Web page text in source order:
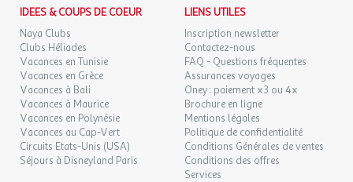
Coin cuisine : réfrigérateur/ congélateur, plaque de
cuisson, micro-onde, cafetière
Terrasse avec salon de jardin
Animaux Admis : tarif et règlement sur place
Cafetière
Congélateur
Micro-ondes
Nombre de chambres : 3
MAR.
22
Retour le
MER.
23
SEPT.
149 €
Retour le
JEU.
24
SEPT.
149 €/hébergement
Retour le
26/09/2026
IDEES & COUPS DE COEUR
Naya Clubs
Clubs Héliades
Vacances en Tunisie
Vacances en Grèce
Vacances à Bali
Vacances à Maurice
Vacances en Polynésie
Vacances au Cap-Vert
Circuits Etats-Unis (USA)
Séjours à Disneyland Paris
LIENS UTILES
Inscription newsletter
Contactez-nous
FAQ - Questions fréquentes
Assurances voyages
Oney : paiement x3 ou 4x
Brochure en ligne
Mentions légales
Politique de confidentialité
Conditions Générales de ventes
Conditions des offres
Services